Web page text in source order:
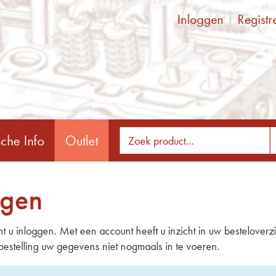
Inloggen
Info Outlet
u inloggen. Met een account heeft u inzicht in uw
uw gegevens niet nogmaals in te voeren.